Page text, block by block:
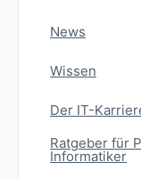
News
Wissen
Der IT-
Ratgeber für
Informatiker